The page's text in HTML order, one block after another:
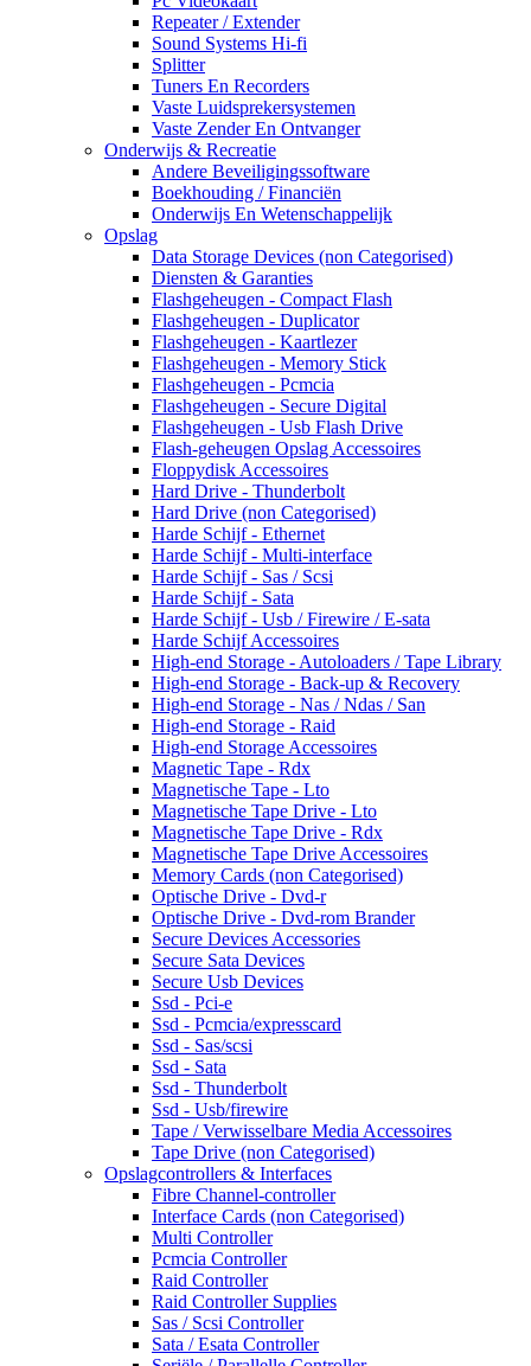
Repeater / Extender
Sound Systems Hi-fi
Splitter
Tuners En Recorders
Vaste Luidsprekersystemen
Vaste Zender En Ontvanger
Onderwijs & Recreatie
Andere Beveiligingssoftware
Boekhouding / Financiën
Onderwijs En Wetenschappelijk
Opslag
Data Storage Devices (non Categorised)
Diensten & Garanties
Flashgeheugen - Compact Flash
Flashgeheugen - Duplicator
Flashgeheugen - Kaartlezer
Flashgeheugen - Memory Stick
Flashgeheugen - Pcmcia
Flashgeheugen - Secure Digital
Flashgeheugen - Usb Flash Drive
Flash-geheugen Opslag Accessoires
Floppydisk Accessoires
Hard Drive - Thunderbolt
Hard Drive (non Categorised)
Harde Schijf - Ethernet
Harde Schijf - Multi-interface
Harde Schijf - Sas / Scsi
Harde Schijf - Sata
Harde Schijf - Usb / Firewire / E-sata
Harde Schijf Accessoires
High-end Storage - Autoloaders / Tape Library
High-end Storage - Back-up & Recovery
High-end Storage - Nas / Ndas / San
High-end Storage - Raid
High-end Storage Accessoires
Magnetic Tape - Rdx
Magnetische Tape - Lto
Magnetische Tape Drive - Lto
Magnetische Tape Drive - Rdx
Magnetische Tape Drive Accessoires
Memory Cards (non Categorised)
Optische Drive - Dvd-r
Optische Drive - Dvd-rom Brander
Secure Devices Accessories
Secure Sata Devices
Secure Usb Devices
Ssd - Pci-e
Ssd - Pcmcia/expresscard
Ssd - Sas/scsi
Ssd - Sata
Ssd - Thunderbolt
Ssd - Usb/firewire
Tape / Verwisselbare Media Accessoires
Tape Drive (non Categorised)
Opslagcontrollers & Interfaces
Fibre Channel-controller
Interface Cards (non Categorised)
Multi Controller
Pcmcia Controller
Raid Controller
Raid Controller Supplies
Sas / Scsi Controller
Sata / Esata Controller